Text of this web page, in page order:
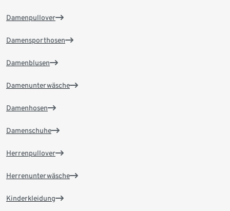
Damenpullover
Damensporthosen
Damenblusen
Damenunterwäsche
Damenhosen
Damenschuhe
Herrenpullover
Herrenunterwäsche
Kinderkleidung